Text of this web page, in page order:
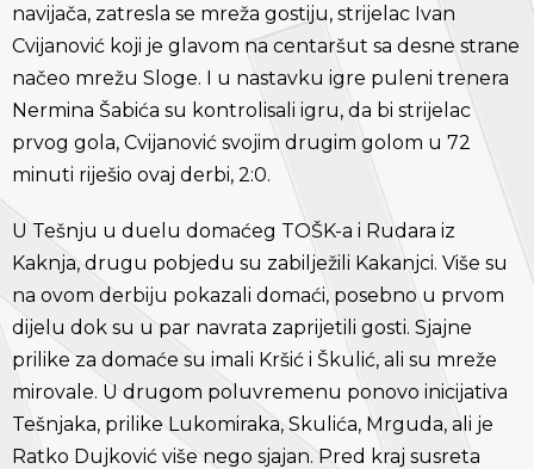
navijača, zatresla se mreža gostiju, strijelac Ivan
Cvijanović koji je glavom na centaršut sa desne strane
načeo mrežu Sloge. I u nastavku igre puleni trenera
Nermina Šabića su kontrolisali igru, da bi strijelac
prvog gola, Cvijanović svojim drugim golom u 72
minuti riješio ovaj derbi, 2:0.
U Tešnju u duelu domaćeg TOŠK-a i Rudara iz
Kaknja, drugu pobjedu su zabilježili Kakanjci. Više su
na ovom derbiju pokazali domaći, posebno u prvom
dijelu dok su u par navrata zaprijetili gosti. Sjajne
prilike za domaće su imali Kršić i Škulić, ali su mreže
mirovale. U drugom poluvremenu ponovo inicijativa
Tešnjaka, prilike Lukomiraka, Skulića, Mrguda, ali je
Ratko Dujković više nego sjajan. Pred kraj susreta